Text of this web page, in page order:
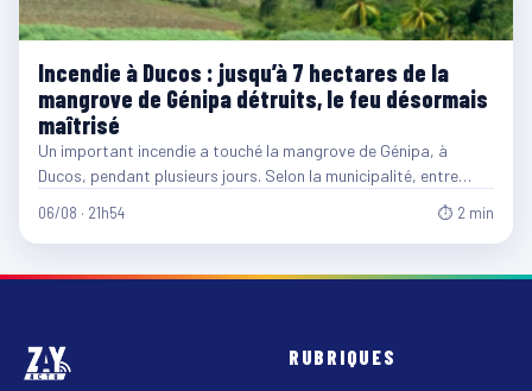
Incendie à Ducos : jusqu’à 7 hectares de la
mangrove de Génipa détruits, le feu désormais
maîtrisé
Un important incendie a touché la mangrove de Génipa, à
Ducos, pendant plusieurs jours. Selon la municipalité, entre…
06/08 · 21h54 ⏱ 2 min
RUBRIQUES